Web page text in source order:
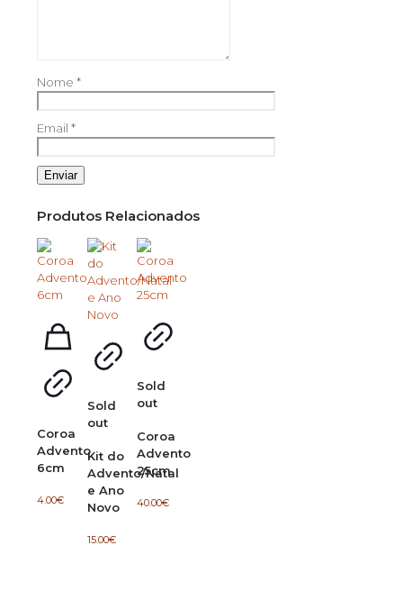
Nome *
Email *
Produtos Relacionados
Coroa
Advento
6cm
4.00€
Sold
out
Kit do
Advento/Natal
e Ano
Novo
15.00€
Sold
out
Coroa
Advento
25cm
40.00€